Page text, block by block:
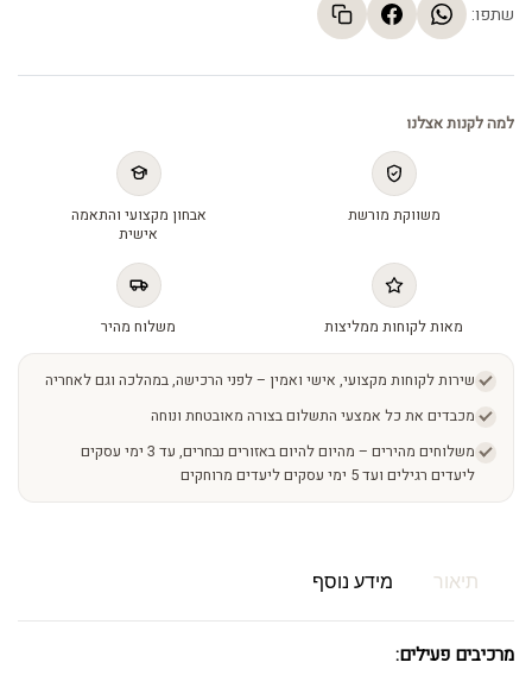
שתפו:
למה לקנות אצלנו
משווקת מורשת
אבחון מקצועי והתאמה
אישית
מאות לקוחות ממליצות משלוח מהיר
שירות לקוחות מקצועי, אישי ואמין – לפני הרכישה, במהלכה וגם לאחריה
מכבדים את כל אמצעי התשלום בצורה מאובטחת ונוחה
משלוחים מהירים – מהיום להיום באזורים נבחרים, עד 3 ימי עסקים
ליעדים רגילים ועד 5 ימי עסקים ליעדים מרוחקים
תיאור מידע נוסף
מרכיבים פעילים: